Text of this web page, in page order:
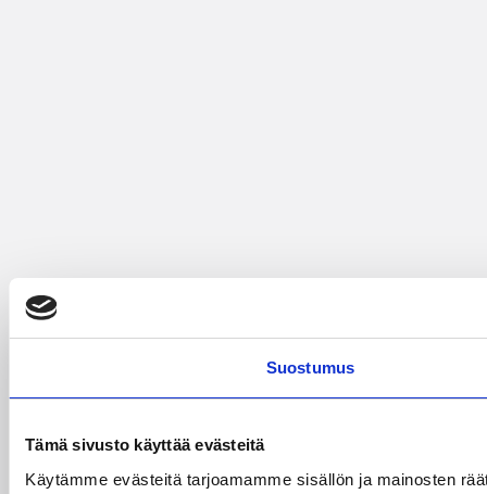
Suostumus
Tämä sivusto käyttää evästeitä
Käytämme evästeitä tarjoamamme sisällön ja mainosten